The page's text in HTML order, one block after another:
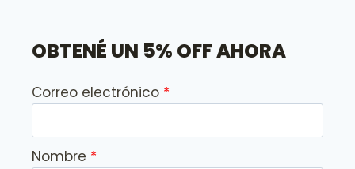
OBTENÉ UN 5% OFF AHORA
Correo electrónico
Nombre